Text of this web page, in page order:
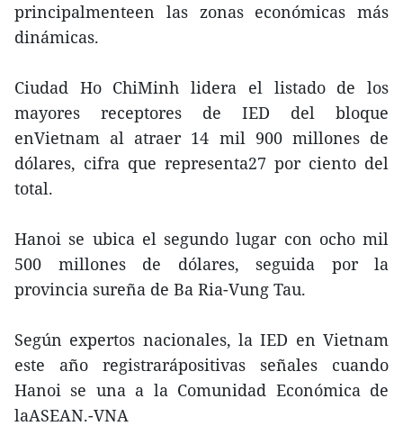
principalmenteen las zonas económicas más
dinámicas.
Ciudad Ho ChiMinh lidera el listado de los
mayores receptores de IED del bloque
enVietnam al atraer 14 mil 900 millones de
dólares, cifra que representa27 por ciento del
total.
Hanoi se ubica el segundo lugar con ocho mil
500 millones de dólares, seguida por la
provincia sureña de Ba Ria-Vung Tau.
Según expertos nacionales, la IED en Vietnam
este año registrarápositivas señales cuando
Hanoi se una a la Comunidad Económica de
laASEAN.-VNA